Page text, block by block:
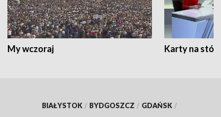
My wczoraj Karty na
BIAŁYSTOK / BYDGOSZCZ / GDAŃSK /